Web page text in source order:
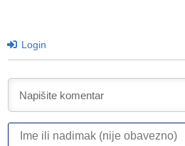
Login